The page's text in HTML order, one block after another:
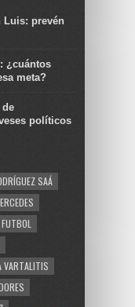
Luis: prevén
¿cuántos
meta?
políticos
SAÁ
FUTBOL
VARTALITIS